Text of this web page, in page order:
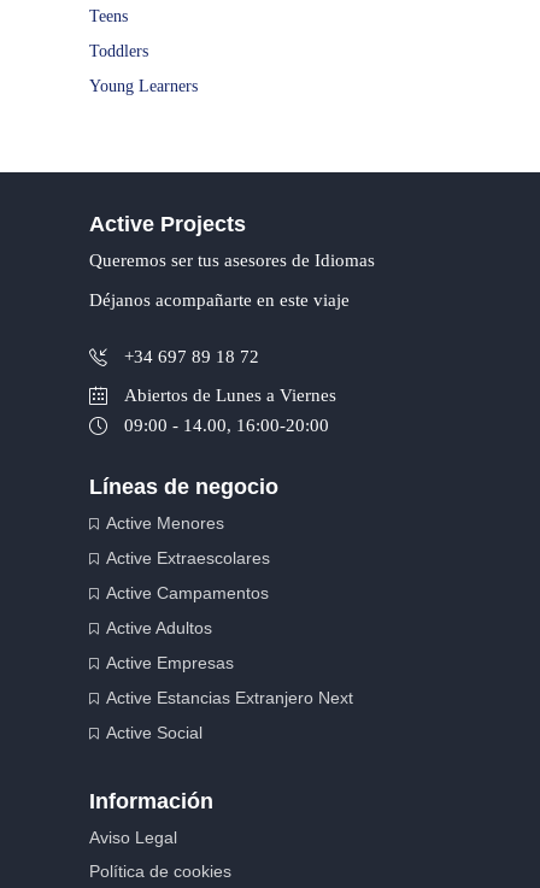
Teens
Toddlers
Young Learners
Active Projects
Queremos ser tus asesores de Idiomas
Déjanos acompañarte en este viaje
+34 697 89 18 72
Abiertos de Lunes a Viernes
09:00 - 14.00, 16:00-20:00
Líneas de negocio
Active Menores
Active Extraescolares
Active Campamentos
Active Adultos
Active Empresas
Active Estancias Extranjero Next
Active Social
Información
Aviso Legal
Política de cookies